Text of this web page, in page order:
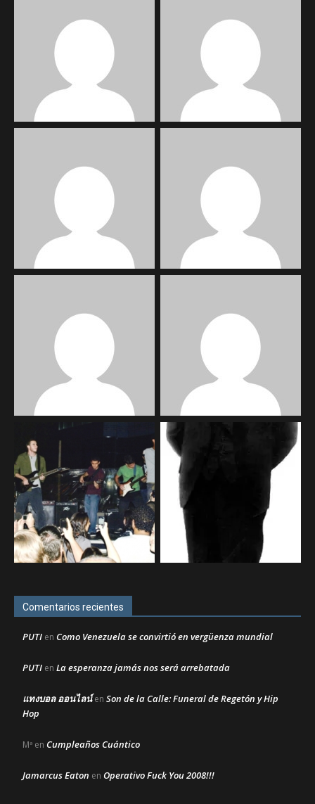
Comentarios recientes
PUTI en Como Venezuela se convirtió en vergüenza mundial
PUTI en La esperanza jamás nos será arrebatada
แทงบอล ออนไลน์en Son de la Calle: Funeral de Regetón y Hip
Hop
Mª en Cumpleaños Cuántico
Jamarcus Eaton en Operativo Fuck You 2008!!!